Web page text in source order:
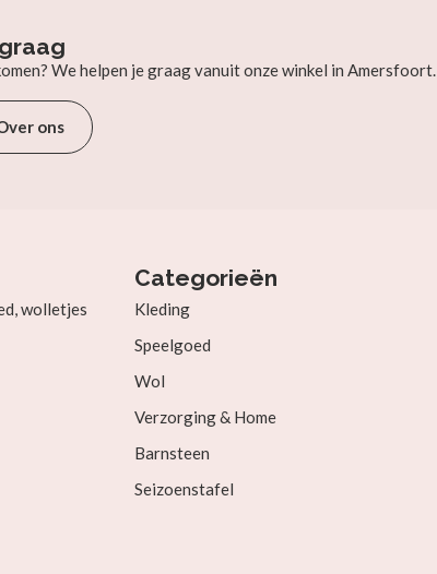
We helpen je graag vanuit onze winkel in Amersfoort.
ons
wolletjes
Categorieën
Kleding
Speelgoed
Wol
Verzorging & Home
Barnsteen
Seizoenstafel